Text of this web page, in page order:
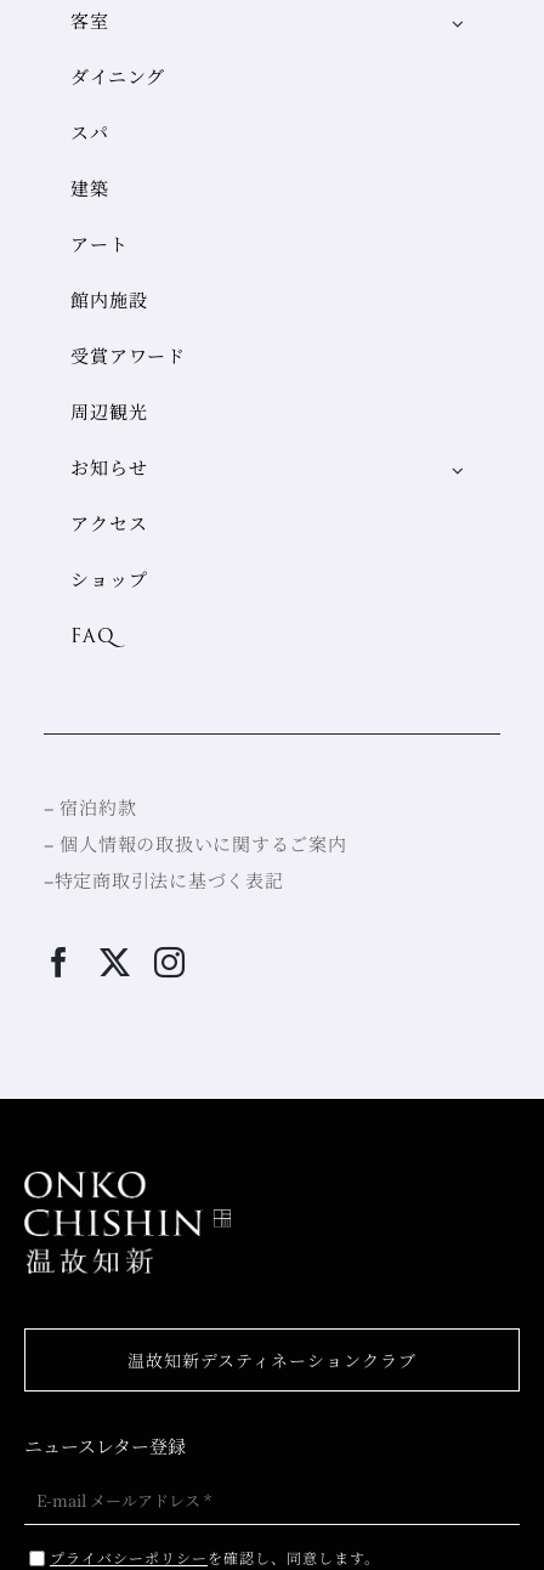
客室
ダイニング
スパ
建築
アート
館内施設
受賞アワード
周辺観光
お知らせ
アクセス
ショップ
FAQ
–宿泊約款
–個人情報の取扱いに関するご案内
–特定商取引法に基づく表記
温故知新デスティネーションクラブ
ニュースレター登録
プライバシーポリシーを確認し、同意します。